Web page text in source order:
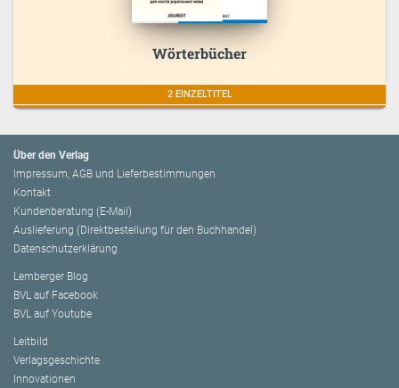
Wörterbücher
2 EINZELTITEL
Über den Verlag
Impressum, AGB und Lieferbestimmungen
Kontakt
Kundenberatung (E-Mail)
Auslieferung (Direktbestellung für den Buchhandel)
Datenschutzerklärung
Lemberger Blog
BVL auf Facebook
BVL auf Youtube
Leitbild
Verlagsgeschichte
Innovationen